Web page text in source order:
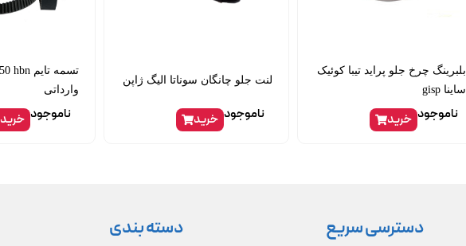
بلبرینگ چرخ جلو پراید تیبا کوئیک
ساینا gisp
ناموجود خرید
لنت جلو چانگان سوناتا الیگ ژاپن
ناموجود خرید
وارداتی
ناموجود خرید
دسترسی سریع دسته بندی